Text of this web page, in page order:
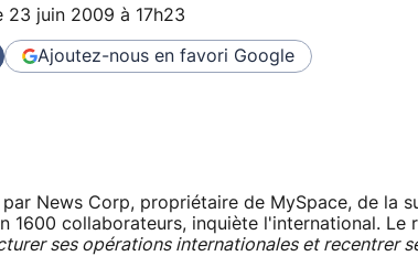
23 juin 2009 à 17h23
Ajoutez-nous en favori Google
News Corp, propriétaire de MySpace, de la
1600 collaborateurs, inquiète l'international. Le
ses opérations internationales et recentrer